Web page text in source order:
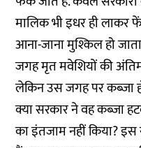
मालिक भी इधर ही लाकर
आना-जाना मुश्किल हो
जगह मृत मवेशियों की
लेकिन उस जगह पर कब्जा
क्या सरकार ने वह कब्जा
का इंतजाम नहीं किया?